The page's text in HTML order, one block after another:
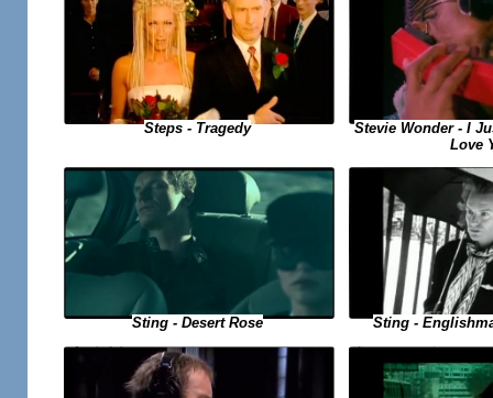
Steps - Tragedy
Stevie Wonder - I
Love
Sting - Desert Rose Sting -